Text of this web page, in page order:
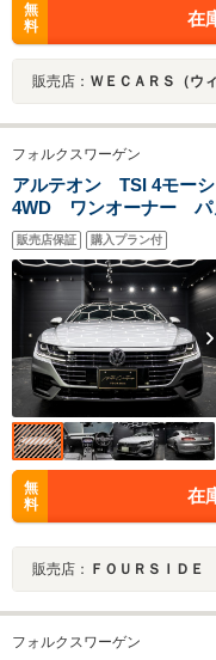
無
料
在
販売店： ＷＥＣＡＲＳ（ウ
フォルクスワーゲン
アルテオン TSI 4モー
4WD ワンオーナー パ
PKG ヘッドアップディ
ムサウンド ブラック
セグTV シートヒータ
販売店保証 購入プラン付
無
料
在
販売店： ＦＯＵＲＳＩＤＥ
フォルクスワーゲン